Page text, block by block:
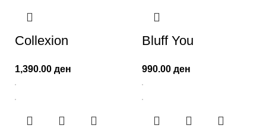
Collexion
1,390.00 ден
Bluff You
990.00 ден